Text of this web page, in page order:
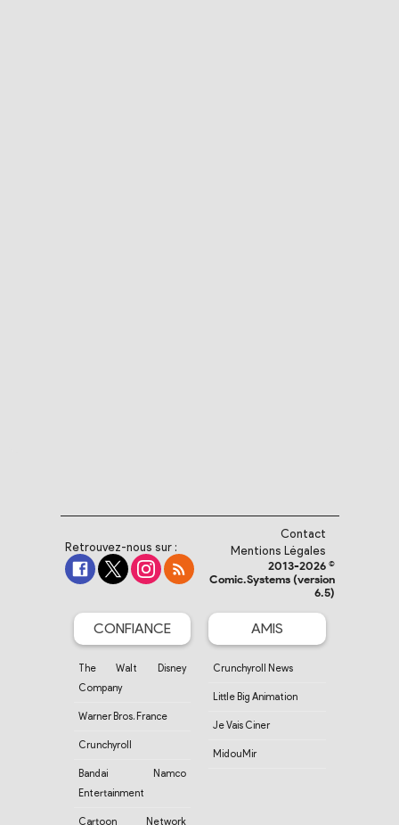
Retrouvez-nous sur :
Contact
Mentions Légales
2013-2026 ©
Comic.Systems (version
6.5)
CONFIANCE
The Walt Disney
Company
Warner Bros. France
Crunchyroll
Bandai Namco
Entertainment
Cartoon Network
AMIS
Crunchyroll News
Little Big Animation
Je Vais Ciner
MidouMir